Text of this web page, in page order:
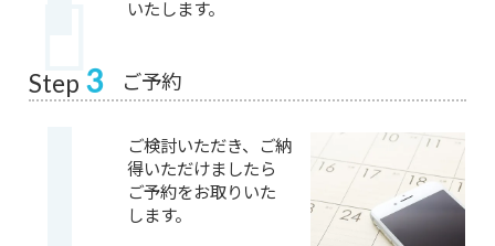
いたします。
Step 3 ご予約
ご検討いただき、ご納
得いただけましたら
ご予約をお取りいた
します。